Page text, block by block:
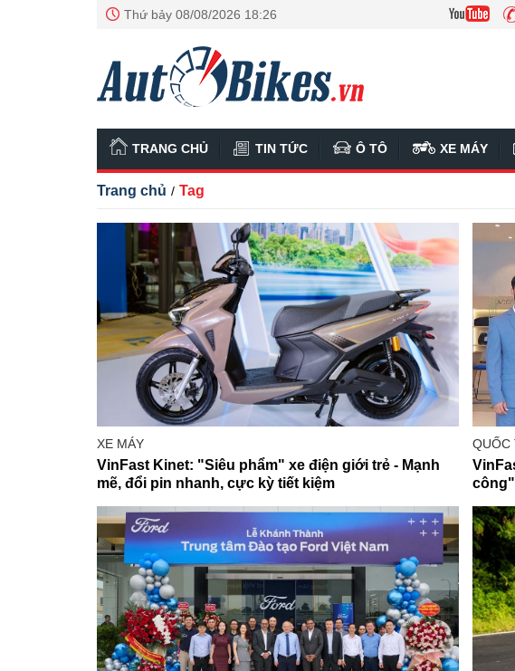
Thứ bảy 08/08/2026 18:26
TRANG CHỦ TIN TỨC Ô TÔ XE MÁY
Trang chủ / Tag
XE MÁY
VinFast Kinet: "Siêu phẩm" xe điện giới trẻ - Mạnh
mẽ, đổi pin nhanh, cực kỳ tiết kiệm
QUỐC